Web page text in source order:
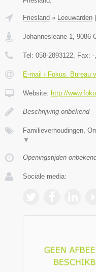
Friesland » Leeuwarden
Johannesleane 1, 9086
Tel: 058-2893122, Fax: -
E-mail › Fokus. Bureau
Website: http://
Beschrijving onbekend
Familieverhoudingen,
▼
Openingstijden
Sociale media: